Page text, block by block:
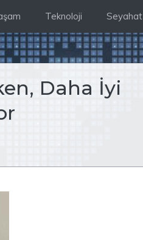
Teknoloji Seyahat
Daha İyi